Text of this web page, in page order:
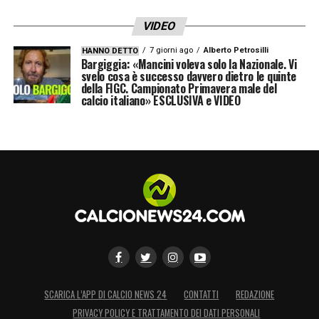
VIDEO
HANNO DETTO 7 giorni ago Alberto Petrosilli
Bargiggia: «Mancini voleva solo la Nazionale. Vi
svelo cosa è successo davvero dietro le quinte
della FIGC. Campionato Primavera male del
calcio italiano» ESCLUSIVA e VIDEO
SCARICA L’APP DI CALCIO NEWS 24 CONTATTI
REDAZIONE
PRIVACY POLICY E TRATTAMENTO DEI DATI PERSONALI